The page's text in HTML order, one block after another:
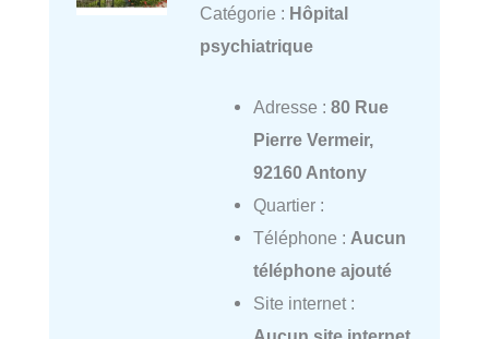
Catégorie : Hôpital
psychiatrique
Adresse : 80 Rue
Pierre Vermeir,
92160 Antony
Quartier :
Téléphone : Aucun
téléphone ajouté
Site internet :